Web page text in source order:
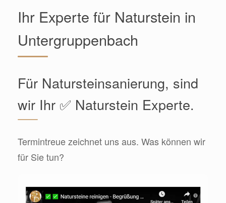
Ihr Experte für Naturstein in
Untergruppenbach
Für Natursteinsanierung, sind
wir Ihr ✅ Naturstein Experte.
Termintreue zeichnet uns aus. Was können wir
für Sie tun?